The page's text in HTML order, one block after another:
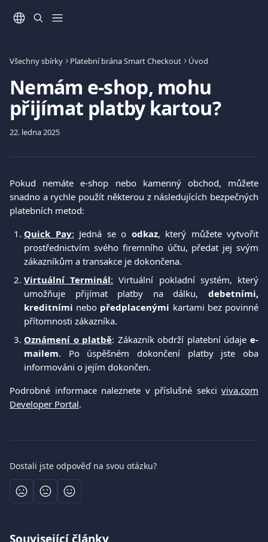
Všechny sbírky Platební brána Smart Checkout Úvod
Nemám e-shop, mohu
přijímat platby kartou?
22. ledna 2025
Pokud nemáte e-shop nebo kamenný obchod, můžete
snadno a rychle použít některou z následujících bezpečných
platebních metod:
Quick Pay: Jedná se o odkaz, který můžete vytvořit
prostřednictvím svého firemního účtu, předat jej svým
zákazníkům a transakce je dokončena.
Virtuální Terminál: Virtuální pokladní systém, který
umožňuje přijímat platby na dálku, debetními,
kreditními nebo předplacenými kartami bez povinné
přítomnosti zákazníka.
Oznámení o platbě: Zákazník obdrží platební údajee-
mailem. Po úspěšném dokončení platby jste oba
informováni o jejím dokončen.
Podrobné informace naleznete v příslušné sekci viva.com
Developer Portal.
Dostali jste odpověď na svou otázku?